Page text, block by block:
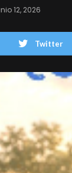
12, 2026
Twitter